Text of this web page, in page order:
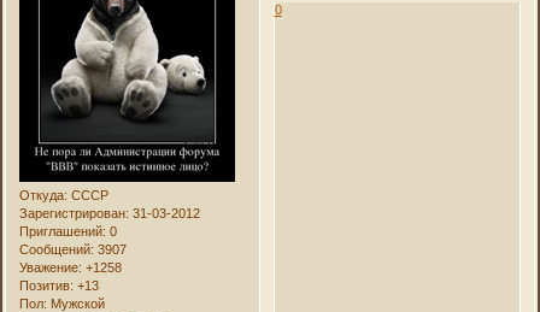
Откуда: СССР
Зарегистрирован: 31-03-2012
Приглашений: 0
Сообщений: 3907
Уважение: +1258
Позитив: +13
Пол: Мужской
0